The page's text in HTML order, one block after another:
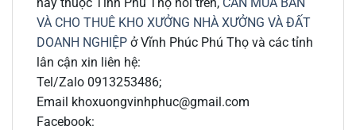
VÀ CHO THUÊ KHO XƯỞNG NHÀ XƯỞNG VÀ ĐẤT
DOANH NGHIỆP ở Vĩnh Phúc Phú Thọ và các tỉnh
lân cận xin liên hệ:
Tel/Zalo 0913253486;
Email khoxuongvinhphuc@gmail.com
Facebook: